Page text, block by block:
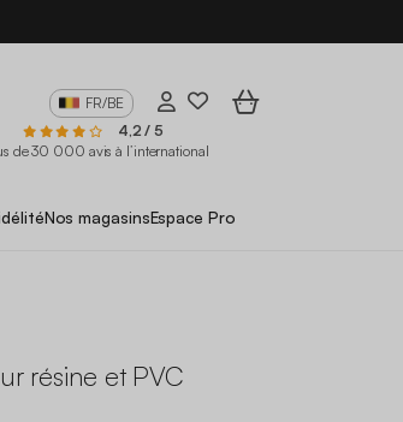
FR/BE
4,2 / 5
de 30 000 avis à l’international
Nos magasinsEspace Pro
résine et PVC